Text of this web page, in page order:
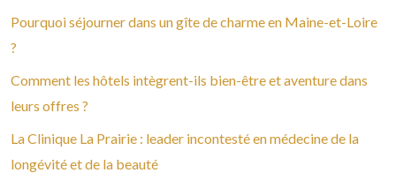
Pourquoi séjourner dans un gîte de charme en Maine-et-Loire
?
Comment les hôtels intègrent-ils bien-être et aventure dans
leurs offres ?
La Clinique La Prairie : leader incontesté en médecine de la
longévité et de la beauté